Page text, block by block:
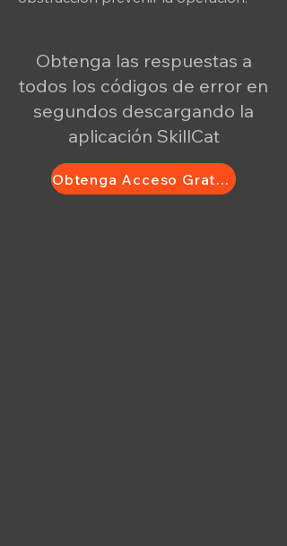
Obtenga las respuestas a
todos los códigos de error en
segundos descargando la
aplicación SkillCat
Obtenga Acceso Gratuito